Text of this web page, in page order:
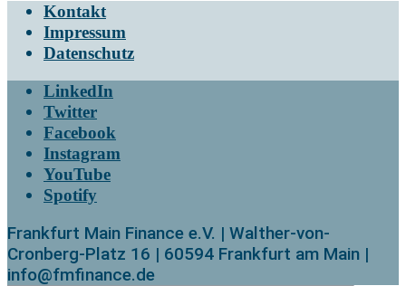
Kontakt
Impressum
Datenschutz
LinkedIn
Twitter
Facebook
Instagram
YouTube
Spotify
Frankfurt Main Finance e.V. | Walther-von-
Cronberg-Platz 16 | 60594 Frankfurt am Main |
info@fmfinance.de